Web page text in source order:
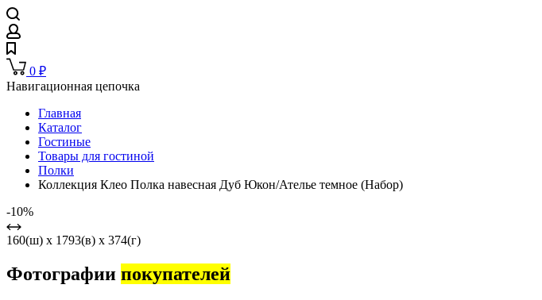
0 ₽
Навигационная цепочка
Главная
Каталог
Гостиные
Товары для гостиной
Полки
Коллекция Клео Полка навесная Дуб Юкон/Ателье темное (Набор)
-10%
160(ш) x 1793(в) x 374(г)
Фотографии покупателей